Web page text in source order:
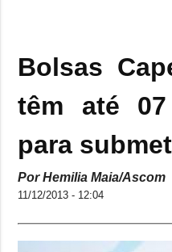
Bolsas
têm até
para
Por Hemilia Maia/Ascom
11/12/2013 - 12:04